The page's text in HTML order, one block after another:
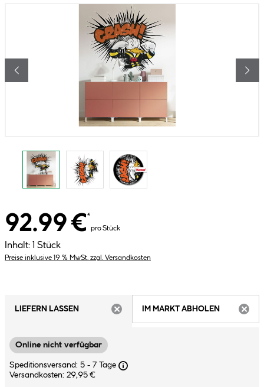
92.99 €*
pro Stück
Inhalt: 1 Stück
Preise inklusive 19 % MwSt. zzgl. Versandkosten
LIEFERN LASSEN
IM MARKT ABHOLEN
Online nicht verfügbar
Speditionsversand: 5 - 7 Tage
Versandkosten: 29,95 €